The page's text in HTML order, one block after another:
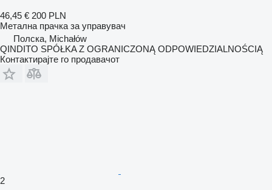
46,45 € 200 PLN
Метална прачка за управувач
Полска, Michałów
QINDITO SPÓŁKA Z OGRANICZONĄ ODPOWIEDZIALNOŚCIĄ
Контактирајте го продавачот
2